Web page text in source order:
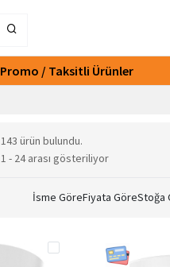
Promo / Taksitli Ürünler
143 ürün bulundu.
1 - 24 arası gösteriliyor
İsme GöreFiyata GöreStoğa